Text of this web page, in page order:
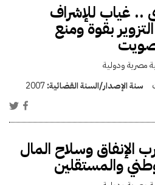
.. غياب للإشراف
بقوة ومنع
مصرية ودولية
سنة الإصدار/السنة القضائية:2007
(7) حرب الإنفاق وسلاح المال
والمستقلين